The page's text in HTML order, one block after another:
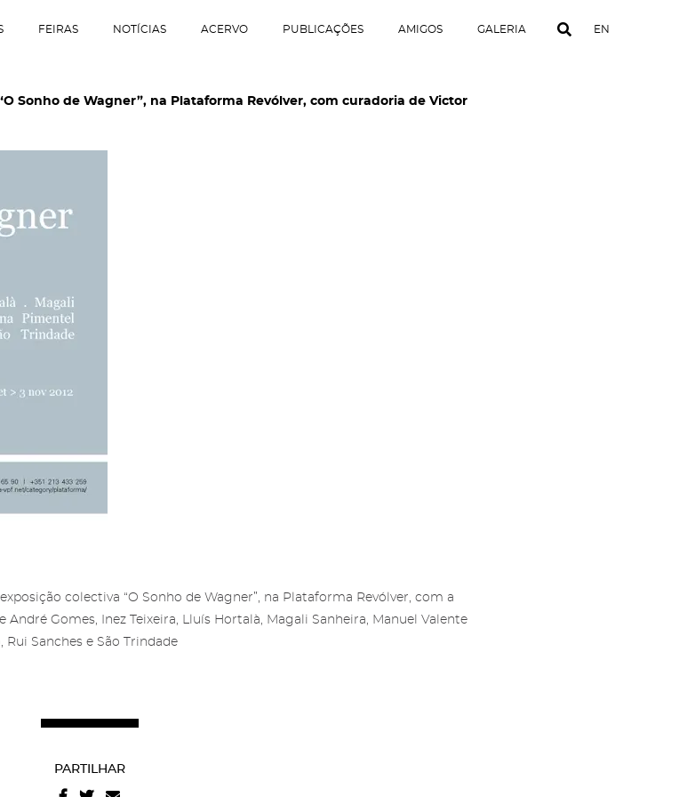
FEIRAS NOTÍCIAS ACERVO PUBLICAÇÕES AMIGOS GALERIA EN
Sonho de Wagner”, na Plataforma Revólver, com curadoria de Victor
colectiva “O Sonho de Wagner”, na Plataforma Revólver, com a
Gomes, Inez Teixeira, Lluís Hortalà, Magali Sanheira, Manuel Valente
Sanches e São Trindade
PARTILHAR
Recuperar a password
da
concordo com os termos e
politica de
privacidade do site.